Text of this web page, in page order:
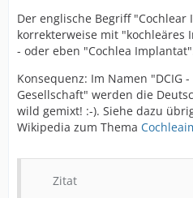
Der englische Begriff
korrekterweise mit "kochleäres
- oder eben "Cochlea
Konsequenz: Im Namen "DCIG
Gesellschaft" werden die
wild gemixt! :-). Siehe dazu
Wikipedia zum Thema
Zitat